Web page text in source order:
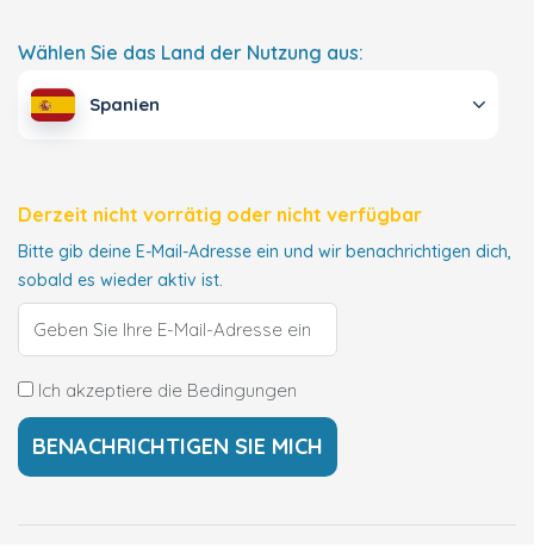
Wählen Sie das Land der Nutzung aus:
Spanien
Derzeit nicht vorrätig oder nicht verfügbar
Bitte gib deine E-Mail-Adresse ein und wir benachrichtigen dich,
sobald es wieder aktiv ist.
Ich akzeptiere die Bedingungen